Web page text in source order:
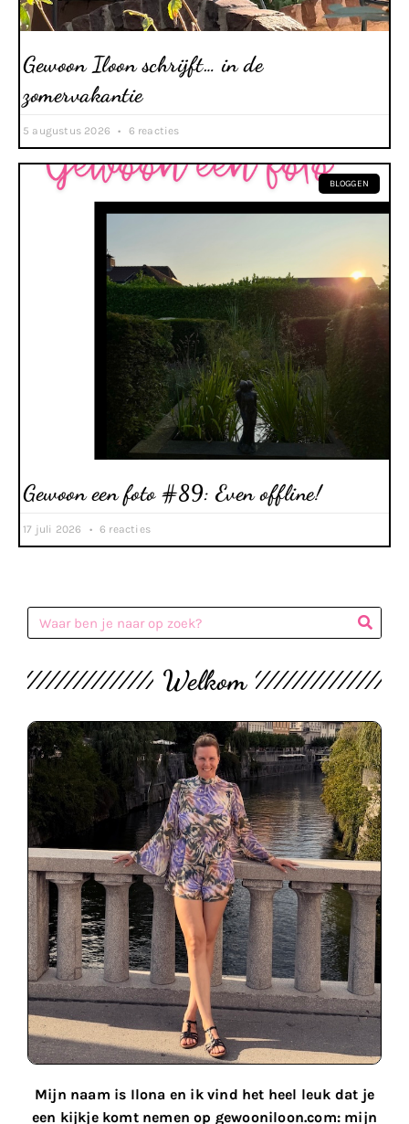
Gewoon Iloon schrijft… in de
zomervakantie
5 augustus 2026 6 reacties
BLOGGEN
Gewoon een foto #89: Even offline!
17 juli 2026 6 reacties
Welkom
Mijn naam is Ilona en ik vind het heel leuk dat je
een kijkje komt nemen op gewooniloon.com: mijn